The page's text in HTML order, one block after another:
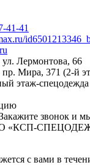
41-41
Лермонтова, 66
Мира, 371 (2-й
этаж-
звонок и
«КСП-
с вами в